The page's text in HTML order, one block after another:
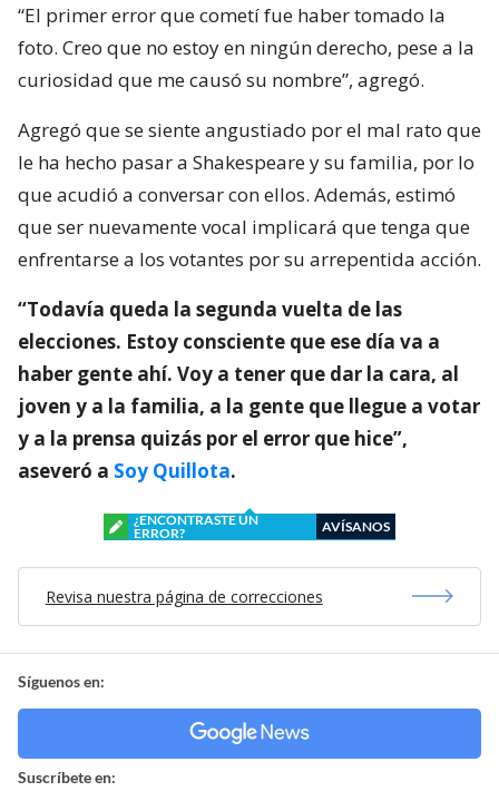
“El primer error que cometí fue haber tomado la
foto. Creo que no estoy en ningún derecho, pese a la
curiosidad que me causó su nombre”, agregó.
Agregó que se siente angustiado por el mal rato que
le ha hecho pasar a Shakespeare y su familia, por lo
que acudió a conversar con ellos. Además, estimó
que ser nuevamente vocal implicará que tenga que
enfrentarse a los votantes por su arrepentida acción.
“Todavía queda la segunda vuelta de las
elecciones. Estoy consciente que ese día va a
haber gente ahí. Voy a tener que dar la cara, al
joven y a la familia, a la gente que llegue a votar
y a la prensa quizás por el error que hice”,
aseveró a Soy Quillota.
¿ENCONTRASTE UN
ERROR?
AVÍSANOS
Revisa nuestra página de correcciones
Síguenos en:
Suscríbete en: